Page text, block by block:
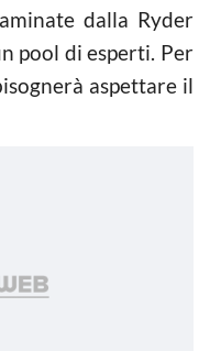
dalla Ryder
pool di esperti. Per
aspettare il